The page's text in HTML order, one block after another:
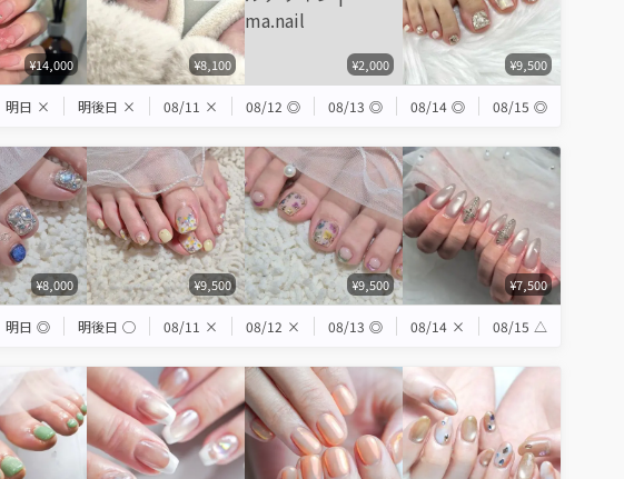
¥14,000 ¥8,100 ¥2,000 ¥9,500
明日 × 明後日 × 08/11 × 08/12 ◎ 08/13 ◎ 08/14 ◎ 08/15 ◎
¥8,000 ¥9,500 ¥9,500 ¥7,500
明日 ◎ 明後日 ◯ 08/11 × 08/12 × 08/13 ◎ 08/14 × 08/15 △